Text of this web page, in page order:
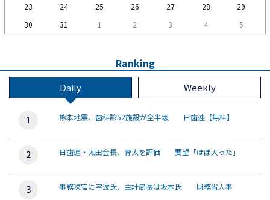
23
24 25 26 27 28
29
30
31 1 2 3 4 5
Ranking
Daily Weekly
熊本地震、歯科診52施設が全半壊 日歯連【無料】
日歯連・太田会長、骨太を評価 要望「ほぼ入った」
事務次官に宇波氏、主計局長は坂本氏 財務省人事